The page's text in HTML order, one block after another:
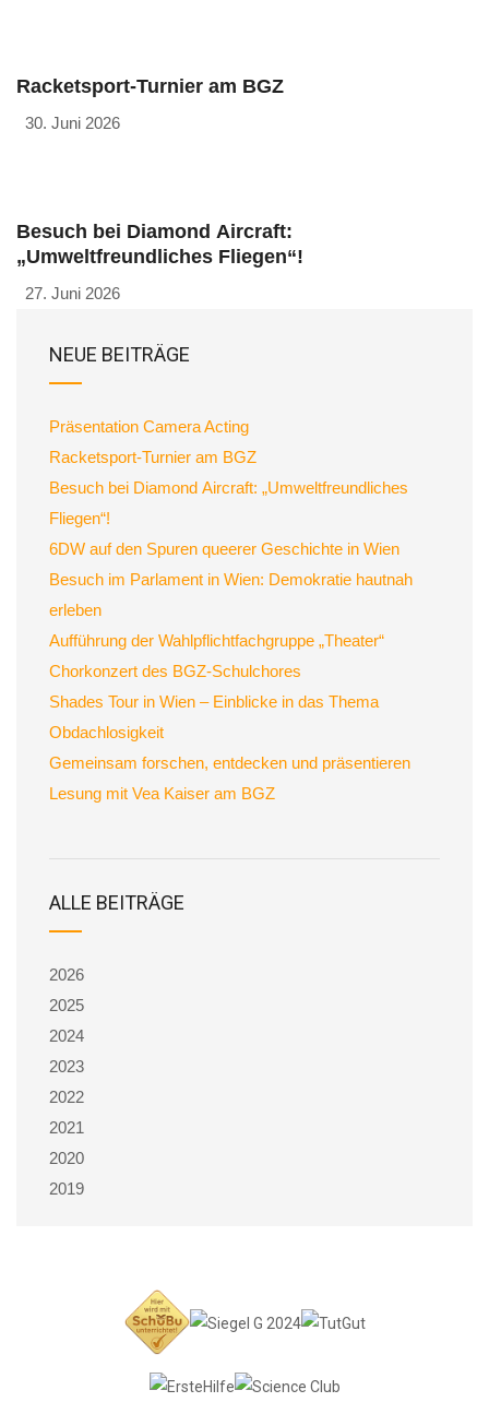
Racketsport-Turnier am BGZ
30. Juni 2026
Besuch bei Diamond Aircraft:
„Umweltfreundliches Fliegen“!
27. Juni 2026
NEUE BEITRÄGE
Präsentation Camera Acting
Racketsport-Turnier am BGZ
Besuch bei Diamond Aircraft: „Umweltfreundliches
Fliegen“!
6DW auf den Spuren queerer Geschichte in Wien
Besuch im Parlament in Wien: Demokratie hautnah
erleben
Aufführung der Wahlpflichtfachgruppe „Theater“
Chorkonzert des BGZ-Schulchores
Shades Tour in Wien – Einblicke in das Thema
Obdachlosigkeit
Gemeinsam forschen, entdecken und präsentieren
Lesung mit Vea Kaiser am BGZ
ALLE BEITRÄGE
2026
2025
2024
2023
2022
2021
2020
2019